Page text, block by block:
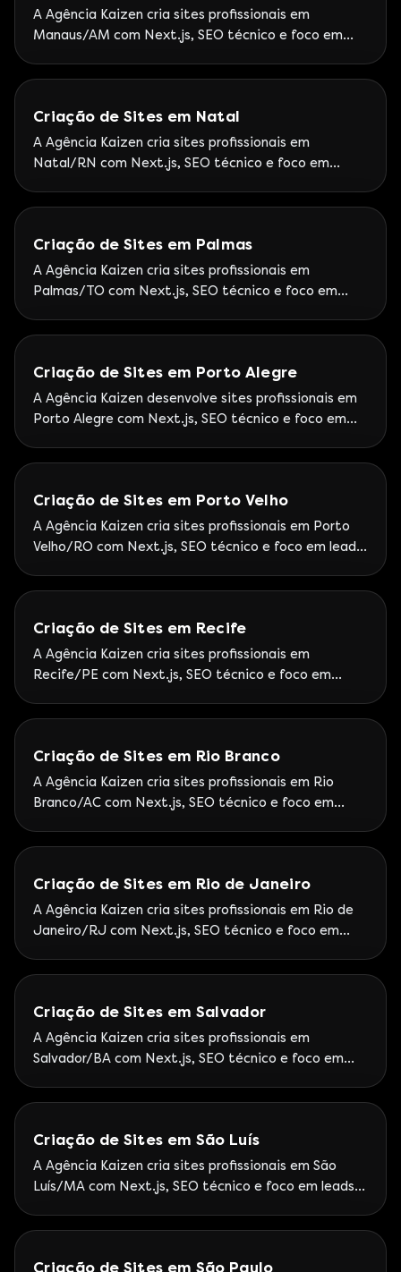
A Agência Kaizen cria sites profissionais em
Manaus/AM com Next.js, SEO técnico e foco em
Norte com squad remoto e stack moderna (Next.js).
Criação de Sites em Natal
A Agência Kaizen cria sites profissionais em
Natal/RN com Next.js, SEO técnico e foco em
empresas potiguares com foco em conversão.
Criação de Sites em Palmas
A Agência Kaizen cria sites profissionais em
Palmas/TO com Next.js, SEO técnico e foco em
Tocantins com operação remota sênior.
Criação de Sites em Porto Alegre
A Agência Kaizen desenvolve sites profissionais em
Porto Alegre com Next.js, SEO técnico e foco em
Google Partner Premier, +15 anos e cases reais no
Criação de Sites em Porto Velho
A Agência Kaizen cria sites profissionais em Porto
Velho/RO com Next.js, SEO técnico e foco em leads.
Rondônia com stack moderna.
Criação de Sites em Recife
A Agência Kaizen cria sites profissionais em
Recife/PE com Next.js, SEO técnico e foco em
sênior com rituais de performance semanais.
Criação de Sites em Rio Branco
A Agência Kaizen cria sites profissionais em Rio
Branco/AC com Next.js, SEO técnico e foco em
Acre com rituais de performance remotos.
Criação de Sites em Rio de Janeiro
A Agência Kaizen cria sites profissionais em Rio de
Janeiro/RJ com Next.js, SEO técnico e foco em
com atendimento ao Sudeste e cases nacionais de
Criação de Sites em Salvador
A Agência Kaizen cria sites profissionais em
Salvador/BA com Next.js, SEO técnico e foco em
Kaizen ao Nordeste com metodologia Google
Criação de Sites em São Luís
A Agência Kaizen cria sites profissionais em São
Luís/MA com Next.js, SEO técnico e foco em leads.
Maranhão com foco em sites de alta performance.
Criação de Sites em São Paulo